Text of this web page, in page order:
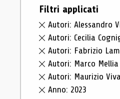
Filtri applicati
Autori: Alessandro
Autori: Cecilia
Autori: Fabrizio
Autori: Marco Mellia
Autori: Maurizio
Anno: 2023